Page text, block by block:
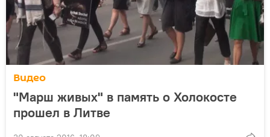
Видео
"Марш живых" в память о Холокосте
прошел в Литве